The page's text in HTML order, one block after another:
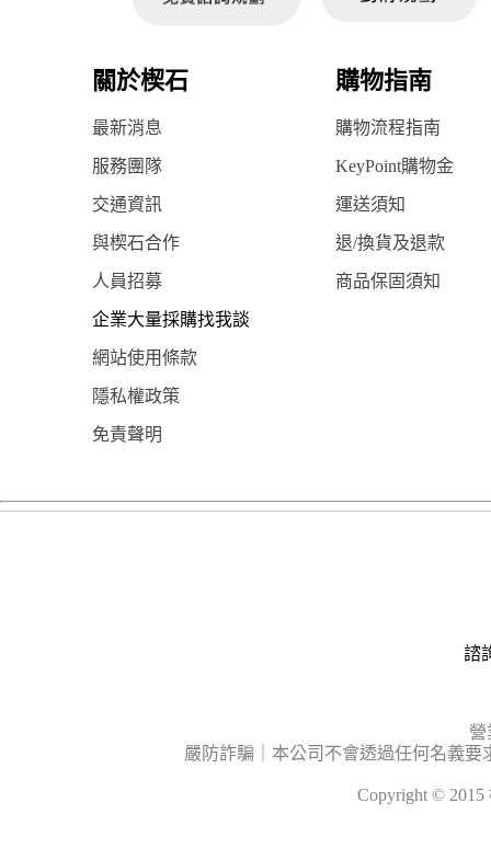
關於楔石 購物指南
最新消息 購物流程指南
服務團隊 KeyPoint購物金
交通資訊 運送須知
與楔石合作 退/換貨及退款
人員招募 商品保固須知
企業大量採購找我談
網站使用條款
隱私權政策
免責聲明
諮
營
嚴防詐騙｜本公司不會透過任何名義
Copyright ©